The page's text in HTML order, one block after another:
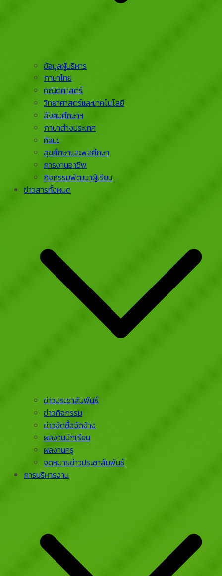
ข้อมูลผู้บริหาร
ภาษาไทย
คณิตศาสตร์
วิทยาศาสตร์และเทคโนโลยี
สังคมศึกษาฯ
ภาษาต่างประเทศ
ศิลปะ
สุขศึกษาและพลศึกษา
การงานอาชีพ
กิจกรรมพัฒนาผู้เรียน
ข่าวสารทั้งหมด
ข่าวประชาสัมพันธ์
ข่าวกิจกรรม
ข่าวจัดซื้อจัดจ้าง
ผลงานนักเรียน
ผลงานครู
จดหมายข่าวประชาสัมพันธ์
การบริหารงาน